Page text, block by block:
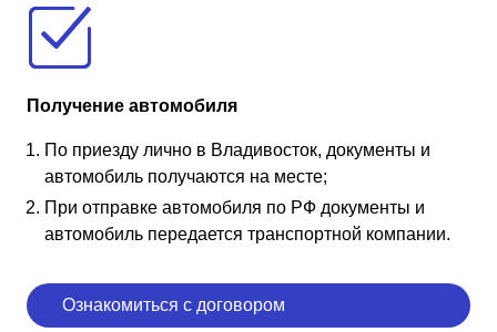
Получение автомобиля
По приезду лично в Владивосток, документы и
автомобиль получаются на месте;
При отправке автомобиля по РФ документы и
автомобиль передается транспортной компании.
Ознакомиться с договором